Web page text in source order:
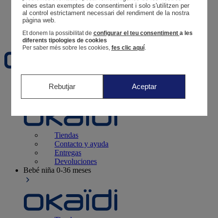
Tus pedidos
Cesta
Favoritos
Recién nacido0-12 meses
Tiendas
Contacto y ayuda
Entregas
Devoluciones
Bebé niña 0-36 meses
eines estan exemptes de consentiment i solo s'utilitzen per
al control estrictament necessari del rendiment de la nostra
pàgina web.
Et donem la possibilitat de configurar el teu consentiment a les
diferents tipologies de cookies
Per saber més sobre les cookies, fes clic aquí.
Rebutjar Aceptar